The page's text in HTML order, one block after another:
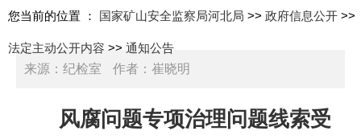
您当前的位置 ： 国家矿山安全监察局河北局 >> 政府信息公开 >>
法定主动公开内容 >> 通知公告
来源：纪检室
作者：崔晓明
日期：2025-10-21 10:43:00
风腐问题专项治理问题线索受